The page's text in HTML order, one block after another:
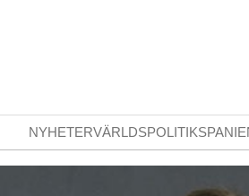
NYHETERVÄRLDSPOLITIK